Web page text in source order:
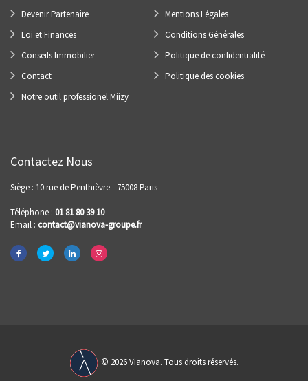
Devenir Partenaire
Loi et Finances
Conseils Immobilier
Contact
Notre outil professionel Miizy
Mentions Légales
Conditions Générales
Politique de confidentialité
Politique des cookies
Contactez Nous
Siège : 10 rue de Penthièvre - 75008 Paris
Téléphone : 01 81 80 39 10
Email : contact@vianova-groupe.fr
© 2026 Vianova. Tous droits réservés.